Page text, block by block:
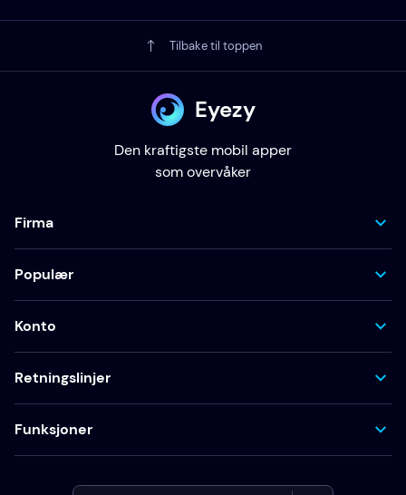
Tilbake til toppen
Eyezy
Den kraftigste mobil apper
som overvåker
Firma
Populær
Konto
Retningslinjer
Funksjoner